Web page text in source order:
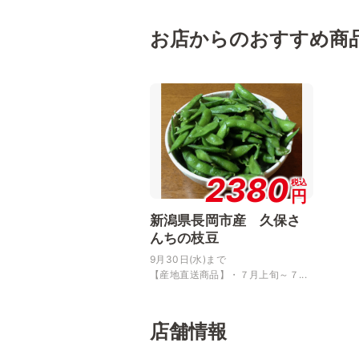
お店からのおすすめ商
2380税込
円
新潟県長岡市産 久保さ
んちの枝豆
9月30日(水)まで
【産地直送商品】・７月上旬～７...
店舗情報